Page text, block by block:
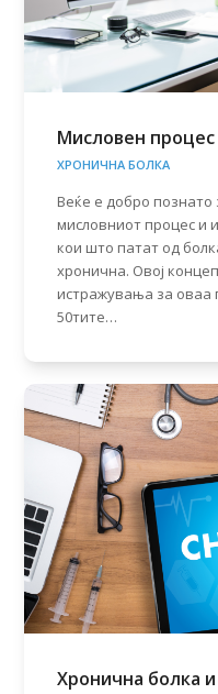
Мисловен процес
ХРОНИЧНА БОЛКА
Веќе е добро познатo
мисловниот процес и
кои што патат од
хронична. Овој
истражувања за оваа
50тите…
Хронична болка